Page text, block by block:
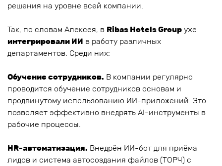
решения на уровне всей компании.
Так, по словам Алексея, в Ribas Hotels Group уже
интегрировали ИИ в работу различных
департаментов. Среди них:
Обучение сотрудников. В компании регулярно
проводится обучение сотрудников основам и
продвинутому использованию ИИ-приложений. Это
позволяет эффективно внедрять AI-инструменты в
рабочие процессы.
HR-автоматизация. Внедрён ИИ-бот для приёма
лидов и система автосоздания файлов (ТОРЧ) с